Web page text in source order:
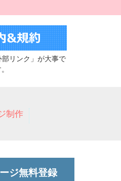
部リンク」が大事で
制作
ジ無料登録